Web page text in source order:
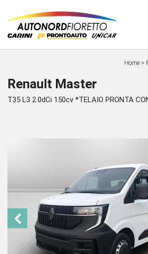
Home >
Renault Master
T35 L3 2.0dCi 150cv *TELAIO PRONTA